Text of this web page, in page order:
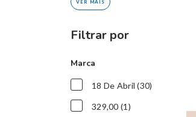
VER MAIS
Filtrar por
Marca
18 De Abril (30)
329,00 (1)